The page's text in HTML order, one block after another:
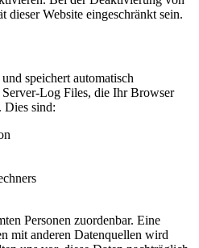
Website eingeschränkt sein.
speichert automatisch
Log Files, die Ihr Browser
Dies sind:
Personen zuordenbar. Eine
mit anderen Datenquellen wird